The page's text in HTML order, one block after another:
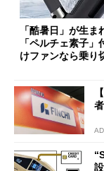
「酷暑日」が生
「ペルチェ素子」
けファンなら乗り